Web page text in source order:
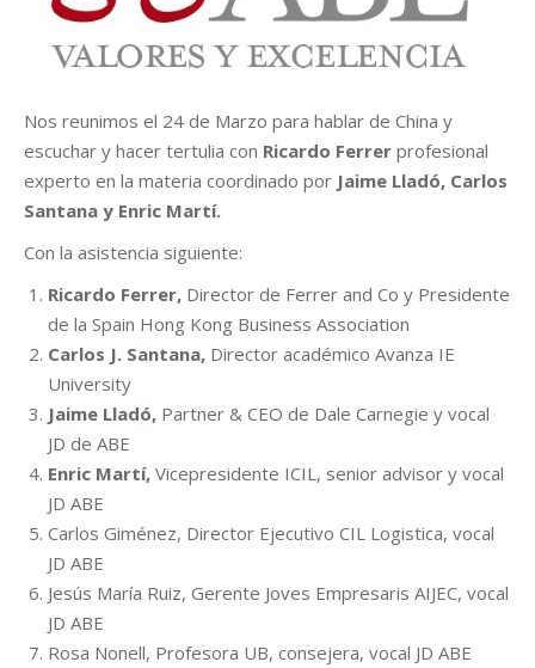
Nos reunimos el 24 de Marzo para hablar de China y
escuchar y hacer tertulia con Ricardo Ferrer profesional
experto en la materia coordinado por Jaime Lladó, Carlos
Santana y Enric Martí.
Con la asistencia siguiente:
Ricardo Ferrer, Director de Ferrer and Co y Presidente
de la Spain Hong Kong Business Association
Carlos J. Santana, Director académico Avanza IE
University
Jaime Lladó, Partner & CEO de Dale Carnegie y vocal
JD de ABE
Enric Martí, Vicepresidente ICIL, senior advisor y vocal
JD ABE
Carlos Giménez, Director Ejecutivo CIL Logistica, vocal
JD ABE
Jesús María Ruiz, Gerente Joves Empresaris AIJEC, vocal
JD ABE
Rosa Nonell, Profesora UB, consejera, vocal JD ABE